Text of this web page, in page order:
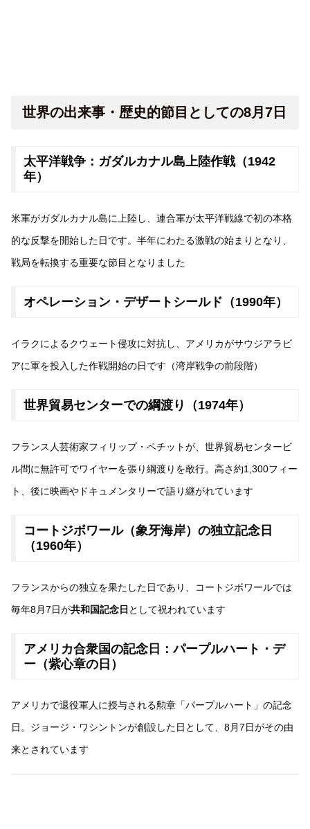
世界の出来事・歴史的節目としての8月7日
太平洋戦争：ガダルカナル島上陸作戦（1942
年）
米軍がガダルカナル島に上陸し、連合軍が太平洋戦線で初の本格
的な反撃を開始した日です。半年にわたる激戦の始まりとなり、
戦局を転換する重要な節目となりました
オペレーション・デザートシールド（1990年）
イラクによるクウェート侵攻に対抗し、アメリカがサウジアラビ
アに軍を投入した作戦開始の日です（湾岸戦争の前段階）
世界貿易センターでの綱渡り（1974年）
フランス人芸術家フィリップ・ペチットが、世界貿易センタービ
ル間に無許可でワイヤーを張り綱渡りを敢行。高さ約1,300フィー
ト、後に映画やドキュメンタリーで語り継がれています
コートジボワール（象牙海岸）の独立記念日
（1960年）
フランスからの独立を果たした日であり、コートジボワールでは
毎年8月7日が共和国記念日 として祝われています
アメリカ合衆国の記念日：パープルハート・デ
ー（紫心章の日）
アメリカで退役軍人に授与される勲章「パープルハート」の記念
日。ジョージ・ワシントンが創設した日として、8月7日がその由
来とされています